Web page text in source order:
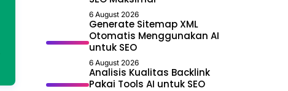
6 August 2026
Generate Sitemap XML
Otomatis Menggunakan AI
untuk SEO
6 August 2026
Analisis Kualitas Backlink
Pakai Tools AI untuk SEO